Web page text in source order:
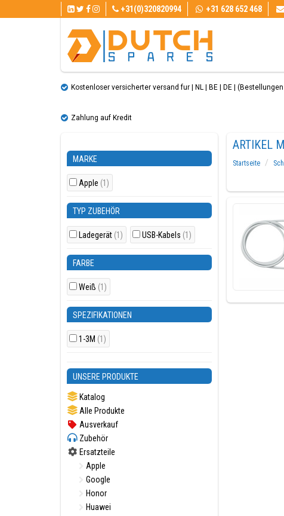
+31(0)320820994 +31 628 652 468
Kostenloser versicherter versand fur | NL | BE | DE | (Bestellungen
Zahlung auf Kredit
MARKE
Apple (1)
TYP ZUBEHÖR
Ladegerät (1) USB-Kabels (1)
FARBE
Weiß (1)
SPEZIFIKATIONEN
1-3M (1)
UNSERE PRODUKTE
Katalog
Alle Produkte
Ausverkauf
Zubehör
Ersatzteile
Apple
Google
Honor
Huawei
ARTIKEL
Startseite